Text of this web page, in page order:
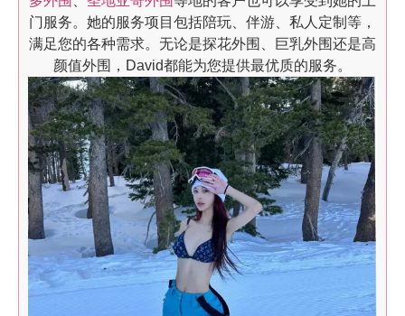
门服务。她的服务项目包括陪玩、伴游、私人定制等，
满足您的各种需求。无论是探花外围、巨乳外围还是高
颜值外围，David都能为您提供最优质的服务。